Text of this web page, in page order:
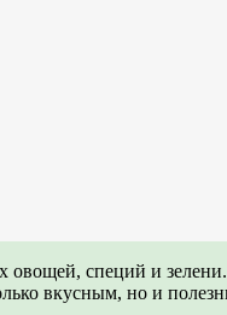
специй и
вкусным, но и